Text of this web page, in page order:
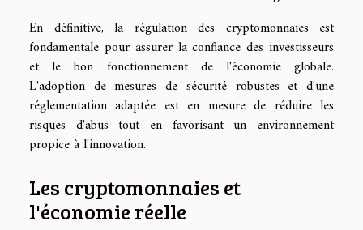
En définitive, la régulation des cryptomonnaies est
fondamentale pour assurer la confiance des investisseurs
et le bon fonctionnement de l'économie globale.
L'adoption de mesures de sécurité robustes et d'une
réglementation adaptée est en mesure de réduire les
risques d'abus tout en favorisant un environnement
propice à l'innovation.
Les cryptomonnaies et
l'économie réelle